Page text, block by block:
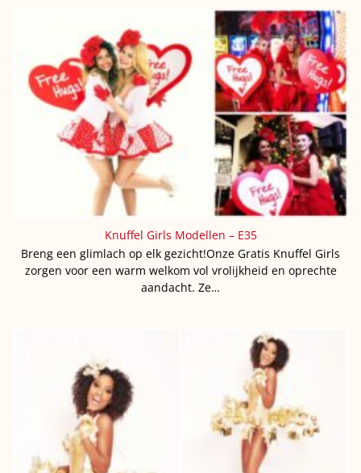
Knuffel Girls Modellen – E35
Breng een glimlach op elk gezicht!Onze Gratis Knuffel Girls
zorgen voor een warm welkom vol vrolijkheid en oprechte
aandacht. Ze…